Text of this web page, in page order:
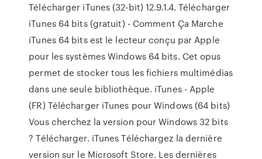
Télécharger iTunes (32-bit) 12.9.1.4. Télécharger
iTunes 64 bits (gratuit) - Comment Ça Marche
iTunes 64 bits est le lecteur conçu par Apple
pour les systèmes Windows 64 bits. Cet opus
permet de stocker tous les fichiers multimédias
dans une seule bibliothèque. iTunes - Apple
(FR) Télécharger iTunes pour Windows (64 bits)
Vous cherchez la version pour Windows 32 bits
? Télécharger. iTunes Téléchargez la dernière
version sur le Microsoft Store. Les dernières